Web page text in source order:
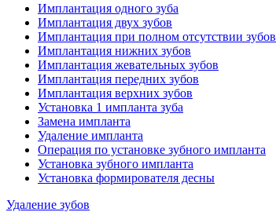
Имплантация одного зуба
Имплантация двух зубов
Имплантация при полном отсутствии зубов
Имплантация нижних зубов
Имплантация жевательных зубов
Имплантация передних зубов
Имплантация верхних зубов
Установка 1 импланта зуба
Замена импланта
Удаление импланта
Операция по установке зубного импланта
Установка зубного импланта
Установка формирователя десны
Удаление зубов